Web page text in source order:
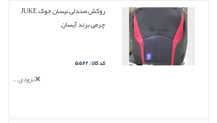
روکش صندلی نیسان جوک JUKE
چرمی برند آیسان
کد کالا : ۵۵۶۲
بزودی...